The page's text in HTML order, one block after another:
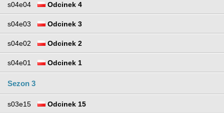
s04e04 Odcinek 4
s04e03 Odcinek 3
s04e02 Odcinek 2
s04e01 Odcinek 1
Sezon 3
s03e15 Odcinek 15